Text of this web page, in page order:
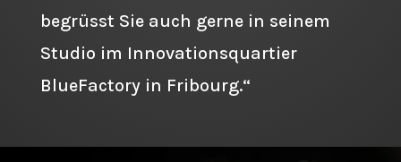
begrüsst Sie auch gerne in seinem
Studio im Innovationsquartier
BlueFactory in Fribourg.“